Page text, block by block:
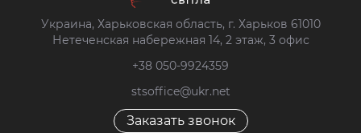
Украина, Харьковская область, г. Харьков 61010
Нетеченская набережная 14, 2 этаж, 3 офис
+38 050-9924359
stsoffice@ukr.net
Заказать звонок